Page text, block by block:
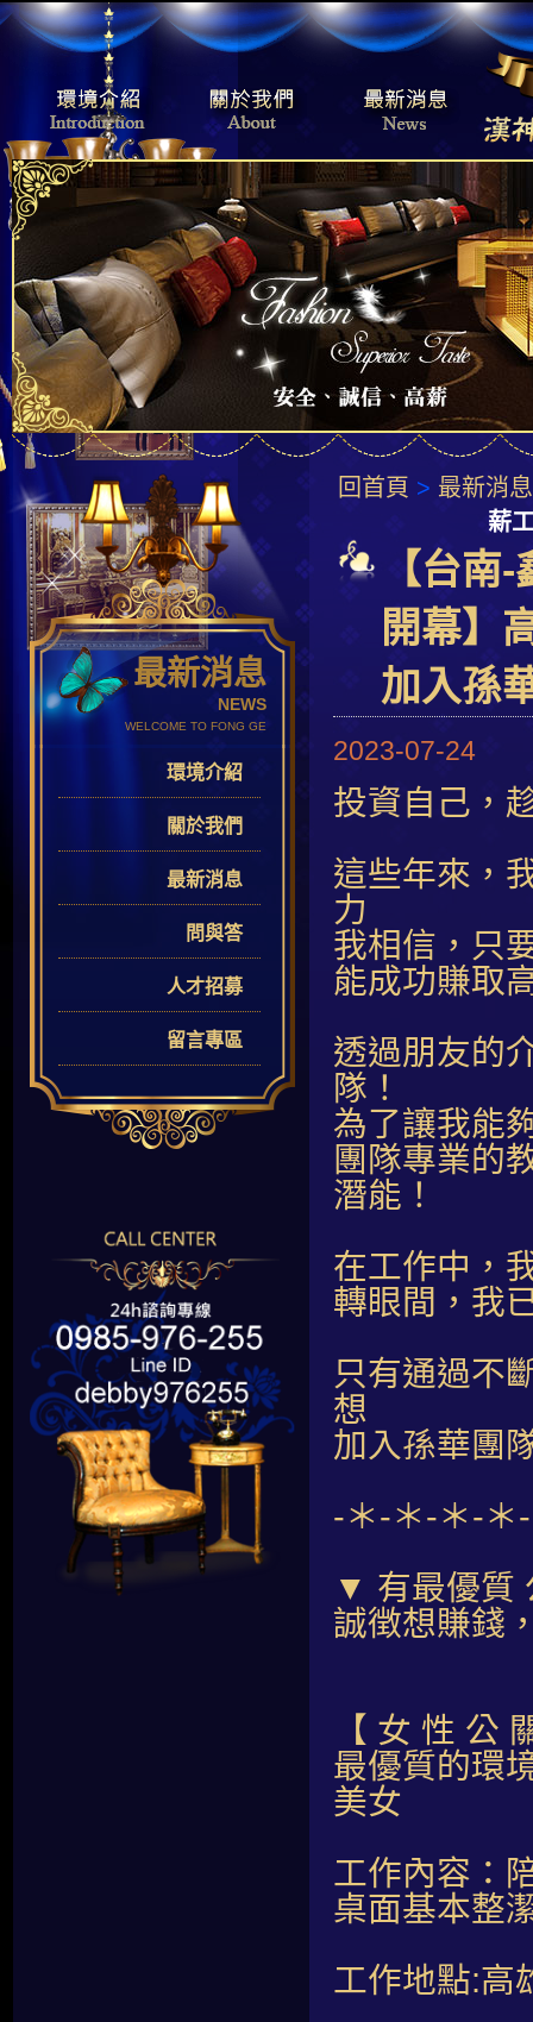
最新消息
NEWS
WELCOME TO FONG GE
環境介紹
關於我們
最新消息
問與答
人才招募
留言專區
回首頁 > 最新消息
薪
【台南
開幕】
加入孫
2023-07-24
投資自己，
這些年來，
力
我相信，只
能成功賺取
透過朋友的
隊！
為了讓我能
團隊專業的
潛能！
在工作中，
轉眼間，我
只有通過不
想
加入孫華團
-＊-＊-＊-＊
▼ 有最優質
誠徴想賺錢
【 女 性 公
最優質的環
美女
工作內容：
桌面基本整
工作地點:高